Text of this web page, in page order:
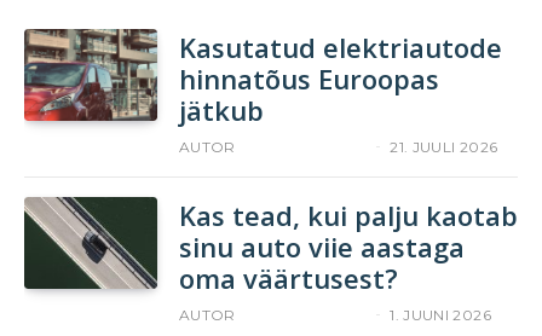
Kasutatud elektriautode
hinnatõus Euroopas
jätkub
AUTOR 21. JUULI 2026
Kas tead, kui palju kaotab
sinu auto viie aastaga
oma väärtusest?
AUTOR 1. JUUNI 2026